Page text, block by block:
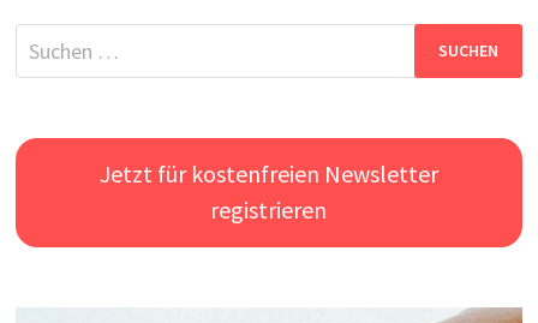
Suchen
nach:
Jetzt für kostenfreien Newsletter
registrieren